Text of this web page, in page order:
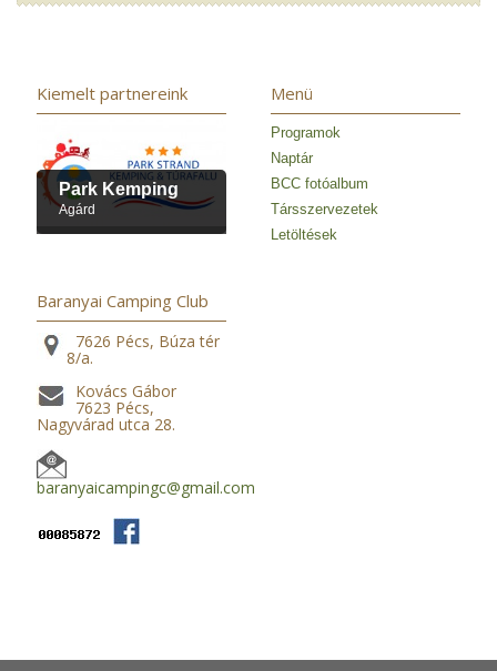
Kiemelt partnereink
Park Kemping
Agárd
Menü
Programok
Naptár
BCC fotóalbum
Társszervezetek
Letöltések
Baranyai Camping Club
7626 Pécs, Búza tér
8/a.
Kovács Gábor
7623 Pécs,
Nagyvárad utca 28.
baranyaicampingc@gmail.com